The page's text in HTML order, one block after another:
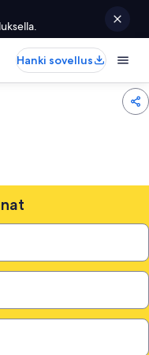
Hanki sovellus